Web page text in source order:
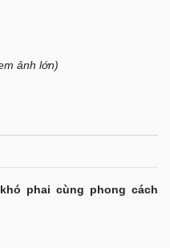
ảnh lớn)
phai cùng phong cách